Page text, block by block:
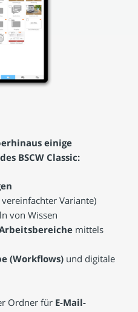
einige
BSCW Classic:
Variante)
von Wissen
mittels
(Workflows) und digitale
Ordner für E-Mail-